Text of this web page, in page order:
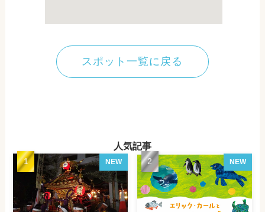
スポット一覧に戻る
人気記事
NEW NEW